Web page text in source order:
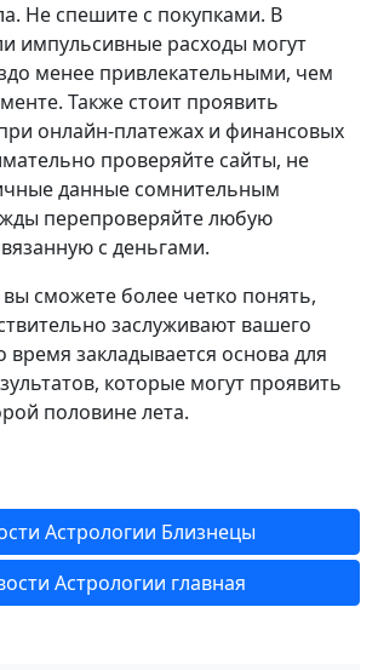
Не спешите с покупками. В
импульсивные расходы могут
менее привлекательными, чем
Также стоит проявить
онлайн-платежах и финансовых
проверяйте сайты, не
данные сомнительным
перепроверяйте любую
с деньгами.
сможете более четко понять,
заслуживают вашего
время закладывается основа для
которые могут проявить
половине лета.
Астрологии Близнецы
Астрологии главная